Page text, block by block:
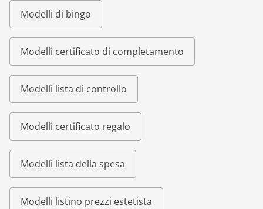
Modelli di bingo
Modelli certificato di completamento
Modelli lista di controllo
Modelli certificato regalo
Modelli lista della spesa
Modelli listino prezzi estetista